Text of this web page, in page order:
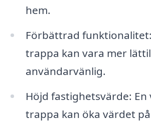
hem.
Förbättrad
trappa kan vara mer
användarvänlig.
Höjd fastighetsvärde:
trappa kan öka värdet